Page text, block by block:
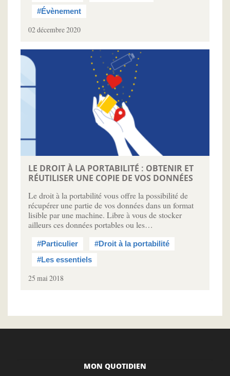
#Évènement
02 décembre 2020
LE DROIT À LA PORTABILITÉ : OBTENIR ET
RÉUTILISER UNE COPIE DE VOS DONNÉES
Le droit à la portabilité vous offre la possibilité de
récupérer une partie de vos données dans un format
lisible par une machine. Libre à vous de stocker
ailleurs ces données portables ou les…
#Particulier
#Droit à la portabilité
#Les essentiels
25 mai 2018
MON QUOTIDIEN